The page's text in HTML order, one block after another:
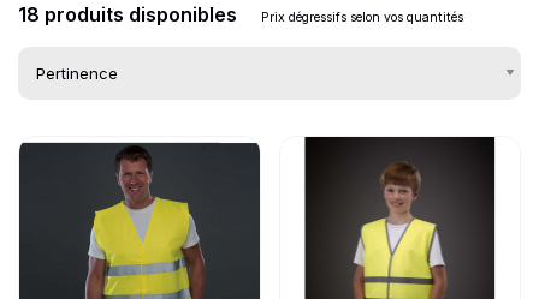
18 produits disponibles Prix dégressifs selon vos quantités
Liste des produits
Go to product page